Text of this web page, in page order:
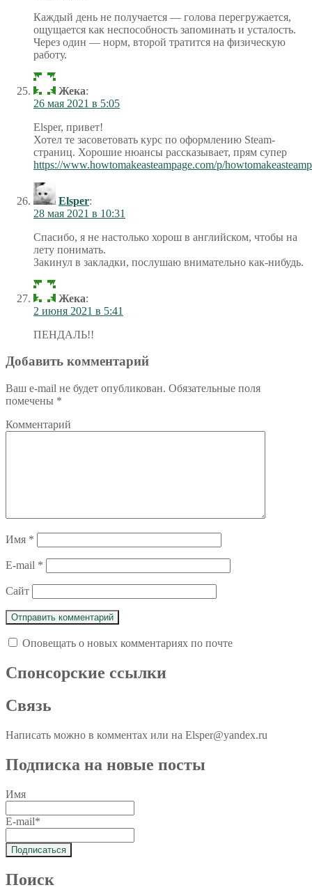
Каждый день не получается — голова перегружается,
ощущается как неспособность запоминать и усталость.
Через один — норм, второй тратится на физическую
работу.
Жека:
26 мая 2021 в 5:05
Elsper, привет!
Хотел те засоветовать курс по оформлению Steam-
страниц. Хорошие нюансы рассказывает, прям супер
https://www.howtomakeasteampage.com/p/
Elsper:
28 мая 2021 в 10:31
Спасибо, я не настолько хорош в английском, чтобы на
лету понимать.
Закинул в закладки, послушаю внимательно как-нибудь.
Жека:
2 июня 2021 в 5:41
ПЕНДАЛЬ!!
Добавить комментарий
Ваш e-mail не будет опубликован. Обязательные поля
помечены *
Комментарий
Имя *
E-mail *
Сайт
Оповещать о новых комментариях по почте
Спoнcopcкиe ссылки
Связь
Написать можно в комментах или на Elsper@yandex.ru
Подписка на новые посты
Имя
E-mail*
Поиск